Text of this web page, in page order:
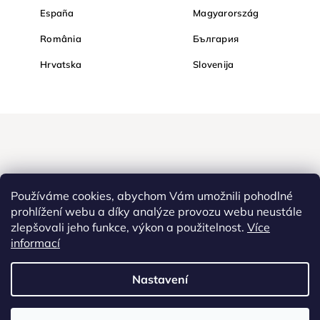
Používáme cookies, abychom Vám umožnili pohodlné
prohlížení webu a díky analýze provozu webu neustále
zlepšovali jeho funkce, výkon a použitelnost. Více
informací
Nastavení
España Magyarország
România България
Hrvatska Slovenija
Nakupujte na Diamondi bezpečně a bez obav. Díky HTTPS
podobě.